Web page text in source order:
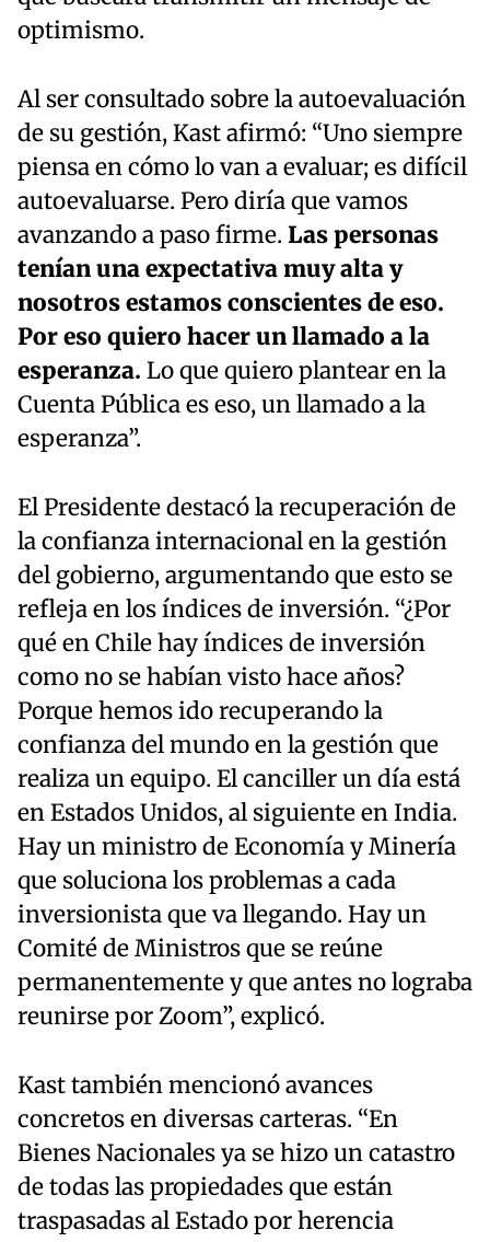
optimismo.
Al ser consultado sobre la autoevaluación
de su gestión, Kast afirmó: “Uno siempre
piensa en cómo lo van a evaluar; es difícil
autoevaluarse. Pero diría que vamos
avanzando a paso firme. Las personas
tenían una expectativa muy alta y
nosotros estamos conscientes de eso.
Por eso quiero hacer un llamado a la
esperanza. Lo que quiero plantear en la
Cuenta Pública es eso, un llamado a la
esperanza”.
El Presidente destacó la recuperación de
la confianza internacional en la gestión
del gobierno, argumentando que esto se
refleja en los índices de inversión. “¿Por
qué en Chile hay índices de inversión
como no se habían visto hace años?
Porque hemos ido recuperando la
confianza del mundo en la gestión que
realiza un equipo. El canciller un día está
en Estados Unidos, al siguiente en India.
Hay un ministro de Economía y Minería
que soluciona los problemas a cada
inversionista que va llegando. Hay un
Comité de Ministros que se reúne
permanentemente y que antes no lograba
reunirse por Zoom”, explicó.
Kast también mencionó avances
concretos en diversas carteras. “En
Bienes Nacionales ya se hizo un catastro
de todas las propiedades que están
traspasadas al Estado por herencia